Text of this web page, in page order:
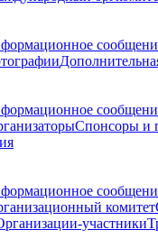
Спонсоры и
комитет
участники